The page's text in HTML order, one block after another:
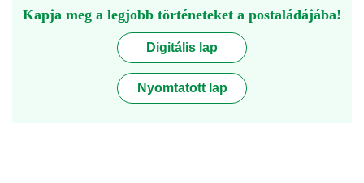
Kapja meg a legjobb történeteket a postaládájába!
Digitális lap
Nyomtatott lap